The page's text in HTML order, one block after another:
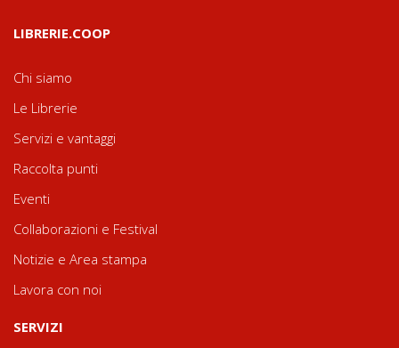
LIBRERIE.COOP
Chi siamo
Le Librerie
Servizi e vantaggi
Raccolta punti
Eventi
Collaborazioni e Festival
Notizie e Area stampa
Lavora con noi
SERVIZI